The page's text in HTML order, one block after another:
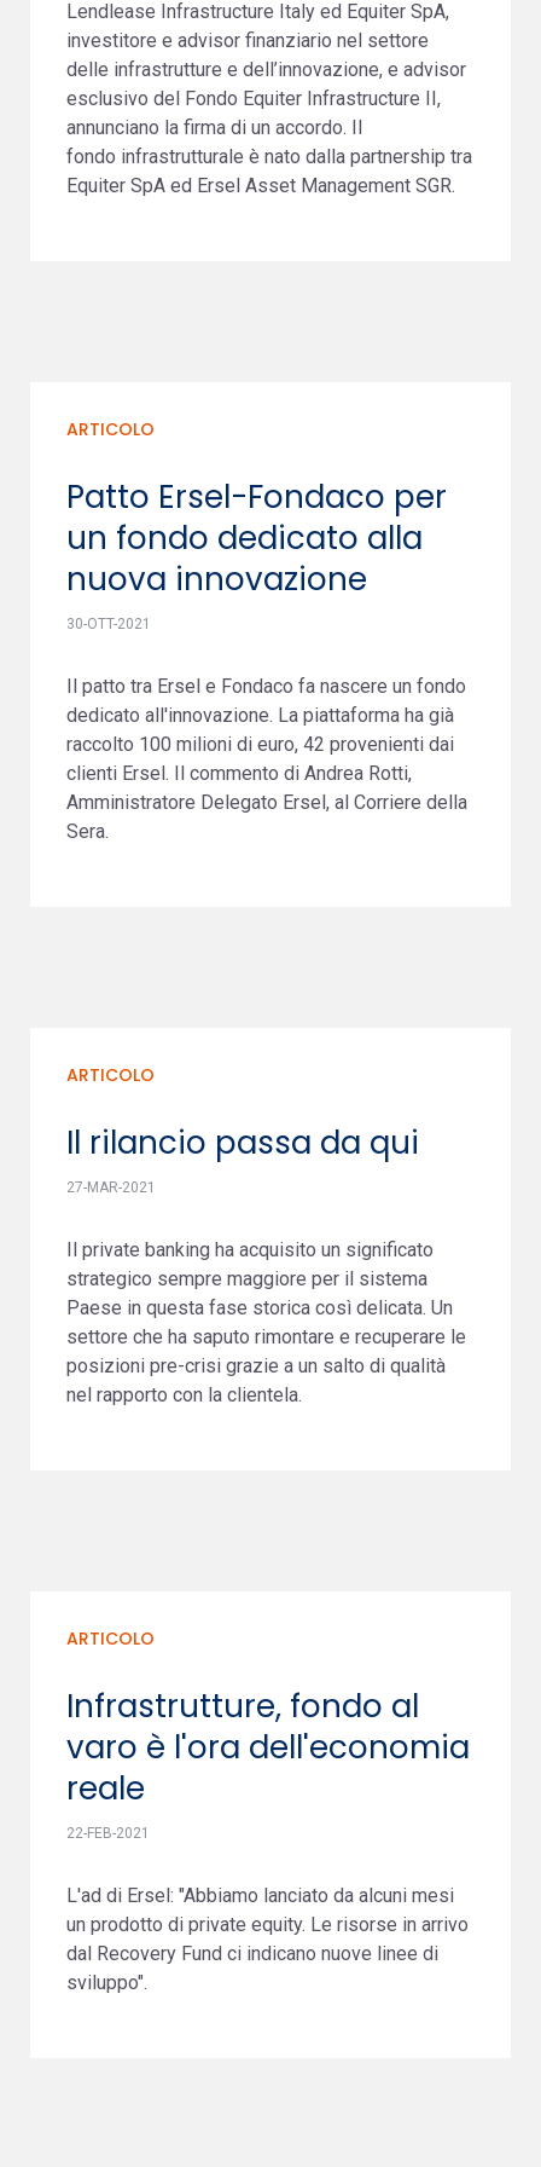
Lendlease Infrastructure Italy ed Equiter SpA,
investitore e advisor finanziario nel settore
delle infrastrutture e dell’innovazione, e advisor
esclusivo del Fondo Equiter Infrastructure II,
annunciano la firma di un accordo. Il
fondo infrastrutturale è nato dalla partnership tra
Equiter SpA ed Ersel Asset Management SGR.
ARTICOLO
Patto Ersel-Fondaco per
un fondo dedicato alla
nuova innovazione
30-OTT-2021
Il patto tra Ersel e Fondaco fa nascere un fondo
dedicato all'innovazione. La piattaforma ha già
raccolto 100 milioni di euro, 42 provenienti dai
clienti Ersel. Il commento di Andrea Rotti,
Amministratore Delegato Ersel, al Corriere della
Sera.
ARTICOLO
Il rilancio passa da qui
27-MAR-2021
Il private banking ha acquisito un significato
strategico sempre maggiore per il sistema
Paese in questa fase storica così delicata. Un
settore che ha saputo rimontare e recuperare le
posizioni pre-crisi grazie a un salto di qualità
nel rapporto con la clientela.
ARTICOLO
Infrastrutture, fondo al
varo è l'ora dell'economia
reale
22-FEB-2021
L'ad di Ersel: "Abbiamo lanciato da alcuni mesi
un prodotto di private equity. Le risorse in arrivo
dal Recovery Fund ci indicano nuove linee di
sviluppo".